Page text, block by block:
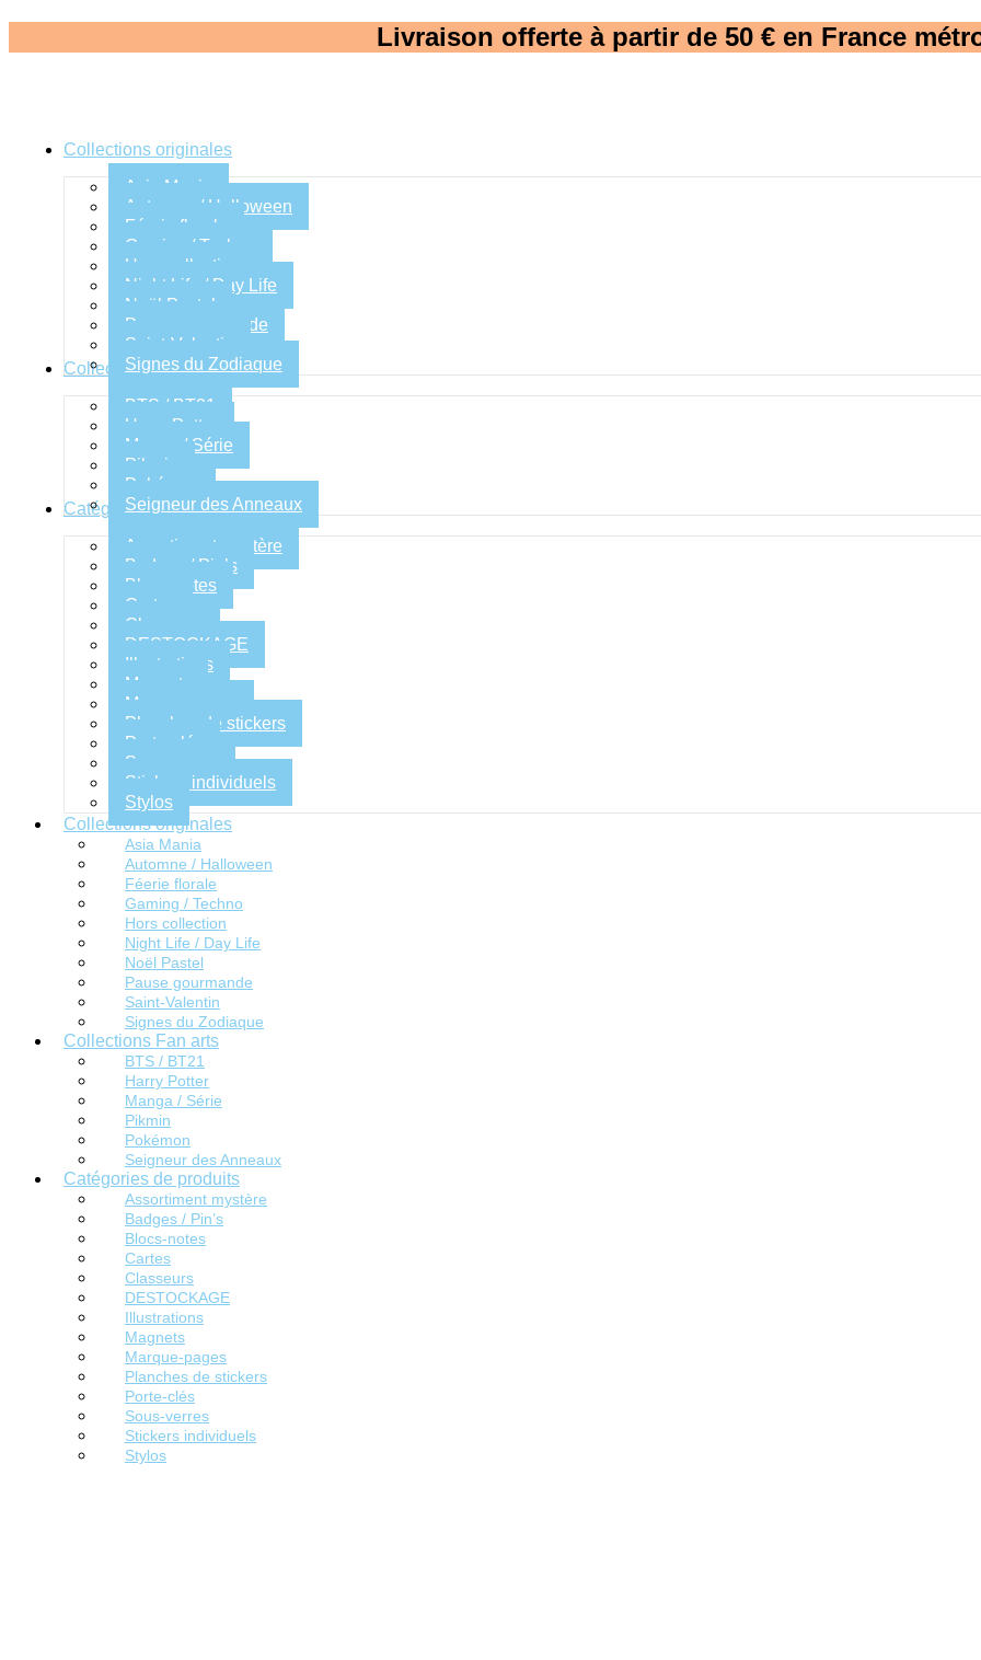
Livraison offerte à partir de 50 € en France
Collections originales
Asia Mania
Automne / Halloween
Féerie florale
Gaming / Techno
Hors collection
Night Life / Day Life
Noël Pastel
Pause gourmande
Saint-Valentin
Signes du Zodiaque
Collections Fan arts
BTS / BT21
Harry Potter
Manga / Série
Pikmin
Pokémon
Seigneur des Anneaux
Catégories de produits
Assortiment mystère
Badges / Pin’s
Blocs-notes
Cartes
Classeurs
DESTOCKAGE
Illustrations
Magnets
Marque-pages
Planches de stickers
Porte-clés
Sous-verres
Stickers individuels
Stylos
Collections originales
Asia Mania
Automne / Halloween
Féerie florale
Gaming / Techno
Hors collection
Night Life / Day Life
Noël Pastel
Pause gourmande
Saint-Valentin
Signes du Zodiaque
Collections Fan arts
BTS / BT21
Harry Potter
Manga / Série
Pikmin
Pokémon
Seigneur des Anneaux
Catégories de produits
Assortiment mystère
Badges / Pin’s
Blocs-notes
Cartes
Classeurs
DESTOCKAGE
Illustrations
Magnets
Marque-pages
Planches de stickers
Porte-clés
Sous-verres
Stickers individuels
Stylos